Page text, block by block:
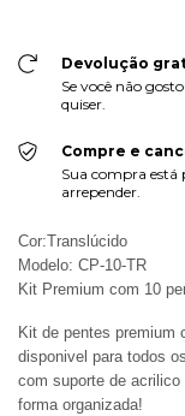
Devolução
Se você não
quiser.
Compre e
Sua compra está
arrepender.
Cor:Translúcido
Modelo: CP-10-TR
Kit Premium com 10
Kit de pentes premium
disponivel para todos
com suporte de
forma organizada!